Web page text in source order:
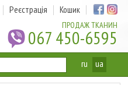
ПРОДАЖ ТКАНИН
067 450-6595
Реєстрація Кошик
ru ua